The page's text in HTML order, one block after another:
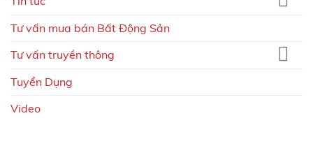
Tư vấn mua bán Bất Động Sản
Tư vấn truyền thông
Tuyển Dụng
Video